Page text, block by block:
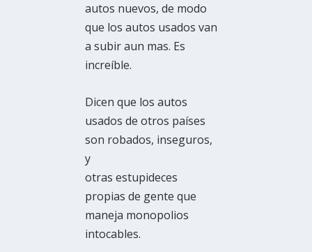
autos nuevos, de modo
que los autos usados van
a subir aun mas. Es
increíble.
Dicen que los autos
usados de otros países
son robados, inseguros,
y
otras estupideces
propias de gente que
maneja monopolios
intocables.